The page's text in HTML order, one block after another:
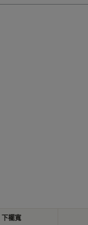
下襬寬